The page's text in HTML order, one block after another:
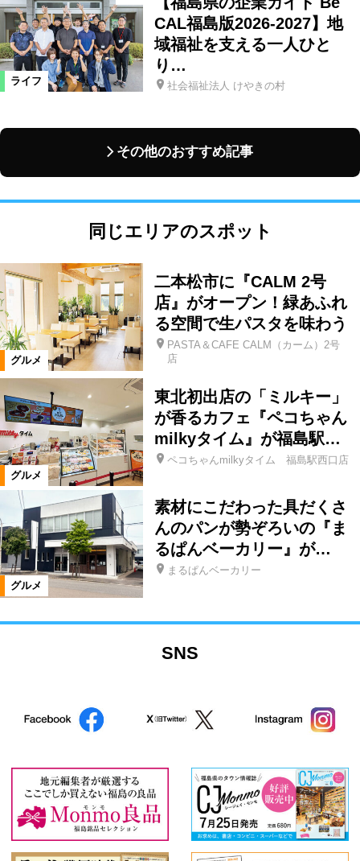
ライフ
CAL福島版2026-2027】地
域福祉を支える一人ひと
り…
社会福祉法人 けやきの村
その他のおすすめ記事
同じエリアのスポット
グルメ
二本松市に『CALM 2号
店』がオープン！緑あふれ
る空間で生パスタを味わう
PASTA＆CAFE CALM（カーム）2号
店
グルメ
東北初出店の「ミルキー」
が香るカフェ『ペコちゃん
milkyタイム』が福島駅…
ペコちゃんmilkyタイム 福島駅西口店
グルメ
素材にこだわった具だくさ
んのパンが勢ぞろいの『ま
るぱんベーカリー』が…
まるぱんベーカリー
SNS